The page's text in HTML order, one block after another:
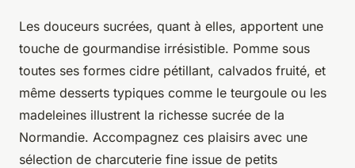
Les douceurs sucrées, quant à elles, apportent une
touche de gourmandise irrésistible. Pomme sous
toutes ses formes cidre pétillant, calvados fruité, et
même desserts typiques comme le teurgoule ou les
madeleines illustrent la richesse sucrée de la
Normandie. Accompagnez ces plaisirs avec une
sélection de charcuterie fine issue de petits